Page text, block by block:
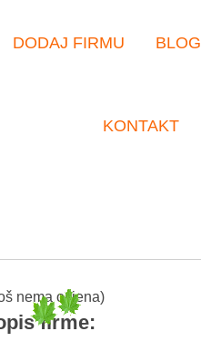
DODAJ FIRMU BLOG
KONTAKT
nema ocjena)
firme: